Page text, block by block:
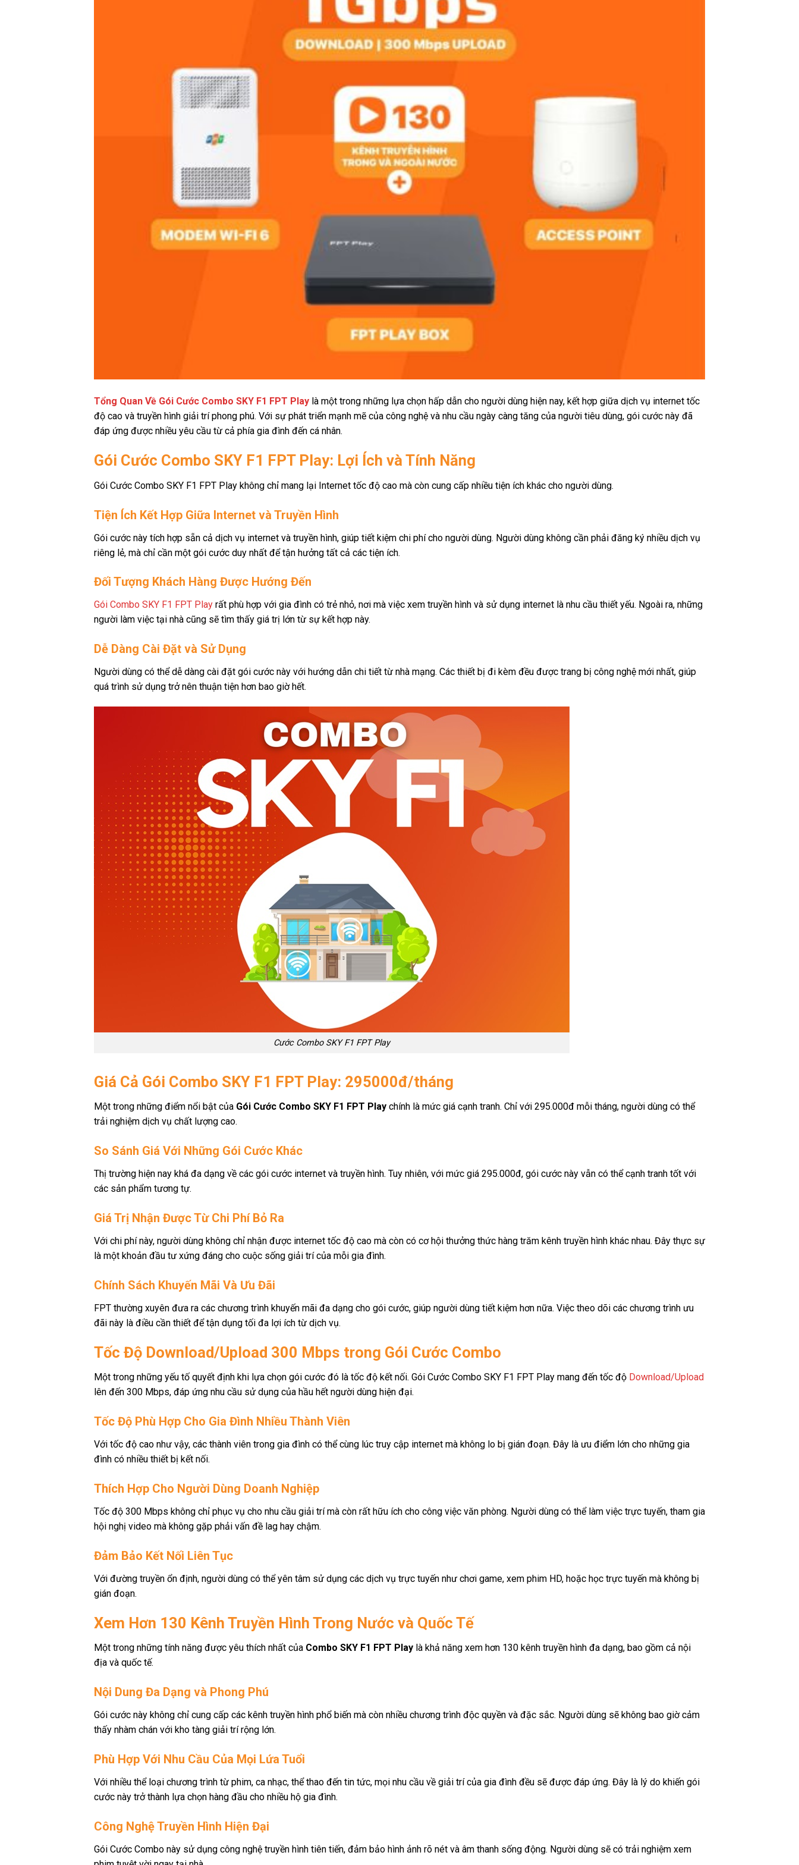
Tổng Quan Về Gói Cước Combo SKY F1 FPT Playlà một trong những lựa chọn hấp dẫn cho người dùng hiện nay, kết hợp giữa dịch vụ internet tốc
độ cao và truyền hình giải trí phong phú. Với sự phát triển mạnh mẽ của công nghệ và nhu cầu ngày càng tăng của người tiêu dùng, gói cước này đã
đáp ứng được nhiều yêu cầu từ cả phía gia đình đến cá nhân.
Gói Cước Combo SKY F1 FPT Play: Lợi Ích và Tính Năng
Gói Cước Combo SKY F1 FPT Play không chỉ mang lại Internet tốc độ cao mà còn cung cấp nhiều tiện ích khác cho người dùng.
Tiện Ích Kết Hợp Giữa Internet và Truyền Hình
Gói cước này tích hợp sẵn cả dịch vụ internet và truyền hình, giúp tiết kiệm chi phí cho người dùng. Người dùng không cần phải đăng ký nhiều dịch vụ
riêng lẻ, mà chỉ cần một gói cước duy nhất để tận hưởng tất cả các tiện ích.
Đối Tượng Khách Hàng Được Hướng Đến
Gói Combo SKY F1 FPT Playrất phù hợp với gia đình có trẻ nhỏ, nơi mà việc xem truyền hình và sử dụng internet là nhu cầu thiết yếu. Ngoài ra, những
người làm việc tại nhà cũng sẽ tìm thấy giá trị lớn từ sự kết hợp này.
Dễ Dàng Cài Đặt và Sử Dụng
Người dùng có thể dễ dàng cài đặt gói cước này với hướng dẫn chi tiết từ nhà mạng. Các thiết bị đi kèm đều được trang bị công nghệ mới nhất, giúp
quá trình sử dụng trở nên thuận tiện hơn bao giờ hết.
Cước Combo SKY F1 FPT Play
Giá Cả Gói Combo SKY F1 FPT Play: 295000đ/tháng
Một trong những điểm nổi bật của Gói Cước Combo SKY F1 FPT Playchính là mức giá cạnh tranh. Chỉ với 295.000đ mỗi tháng, người dùng có thể
trải nghiệm dịch vụ chất lượng cao.
So Sánh Giá Với Những Gói Cước Khác
Thị trường hiện nay khá đa dạng về các gói cước internet và truyền hình. Tuy nhiên, với mức giá 295.000đ, gói cước này vẫn có thể cạnh tranh tốt với
các sản phẩm tương tự.
Giá Trị Nhận Được Từ Chi Phí Bỏ Ra
Với chi phí này, người dùng không chỉ nhận được internet tốc độ cao mà còn có cơ hội thưởng thức hàng trăm kênh truyền hình khác nhau. Đây thực sự
là một khoản đầu tư xứng đáng cho cuộc sống giải trí của mỗi gia đình.
Chính Sách Khuyến Mãi Và Ưu Đãi
FPT thường xuyên đưa ra các chương trình khuyến mãi đa dạng cho gói cước, giúp người dùng tiết kiệm hơn nữa. Việc theo dõi các chương trình ưu
đãi này là điều cần thiết để tận dụng tối đa lợi ích từ dịch vụ.
Tốc Độ Download/Upload 300 Mbps trong Gói Cước Combo
Một trong những yếu tố quyết định khi lựa chọn gói cước đó là tốc độ kết nối. Gói Cước Combo SKY F1 FPT Play mang đến tốc độ Download/Upload
lên đến 300 Mbps, đáp ứng nhu cầu sử dụng của hầu hết người dùng hiện đại.
Tốc Độ Phù Hợp Cho Gia Đình Nhiều Thành Viên
Với tốc độ cao như vậy, các thành viên trong gia đình có thể cùng lúc truy cập internet mà không lo bị gián đoạn. Đây là ưu điểm lớn cho những gia
đình có nhiều thiết bị kết nối.
Thích Hợp Cho Người Dùng Doanh Nghiệp
Tốc độ 300 Mbps không chỉ phục vụ cho nhu cầu giải trí mà còn rất hữu ích cho công việc văn phòng. Người dùng có thể làm việc trực tuyến, tham gia
hội nghị video mà không gặp phải vấn đề lag hay chậm.
Đảm Bảo Kết Nối Liên Tục
Với đường truyền ổn định, người dùng có thể yên tâm sử dụng các dịch vụ trực tuyến như chơi game, xem phim HD, hoặc học trực tuyến mà không bị
gián đoạn.
Xem Hơn 130 Kênh Truyền Hình Trong Nước và Quốc Tế
Một trong những tính năng được yêu thích nhất của Combo SKY F1 FPT Playlà khả năng xem hơn 130 kênh truyền hình đa dạng, bao gồm cả nội
địa và quốc tế.
Nội Dung Đa Dạng và Phong Phú
Gói cước này không chỉ cung cấp các kênh truyền hình phổ biến mà còn nhiều chương trình độc quyền và đặc sắc. Người dùng sẽ không bao giờ cảm
thấy nhàm chán với kho tàng giải trí rộng lớn.
Phù Hợp Với Nhu Cầu Của Mọi Lứa Tuổi
Với nhiều thể loại chương trình từ phim, ca nhạc, thể thao đến tin tức, mọi nhu cầu về giải trí của gia đình đều sẽ được đáp ứng. Đây là lý do khiến gói
cước này trở thành lựa chọn hàng đầu cho nhiều hộ gia đình.
Công Nghệ Truyền Hình Hiện Đại
Gói Cước Combo này sử dụng công nghệ truyền hình tiên tiến, đảm bảo hình ảnh rõ nét và âm thanh sống động. Người dùng sẽ có trải nghiệm xem